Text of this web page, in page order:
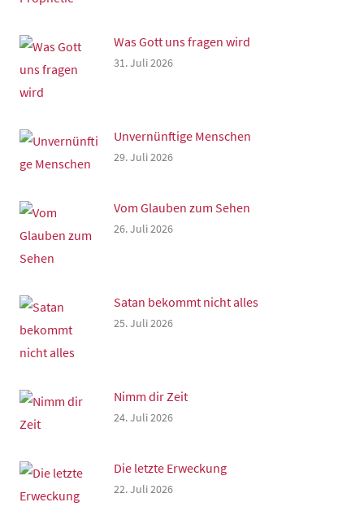
Was Gott uns fragen wird
31. Juli 2026
Unvernünftige Menschen
29. Juli 2026
Vom Glauben zum Sehen
26. Juli 2026
Satan bekommt nicht alles
25. Juli 2026
Nimm dir Zeit
24. Juli 2026
Die letzte Erweckung
22. Juli 2026